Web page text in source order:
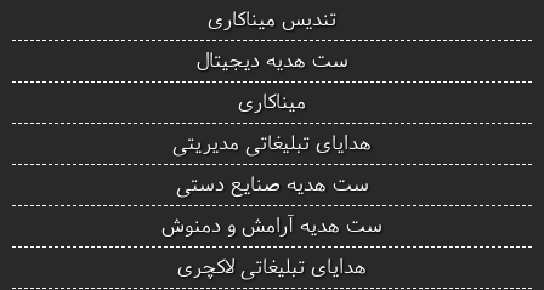
تندیس میناکاری
ست هدیه دیجیتال
میناکاری
هدایای تبلیغاتی مدیریتی
ست هدیه صنایع دستی
ست هدیه آرامش و دمنوش
هدایای تبلیغاتی لاکچری